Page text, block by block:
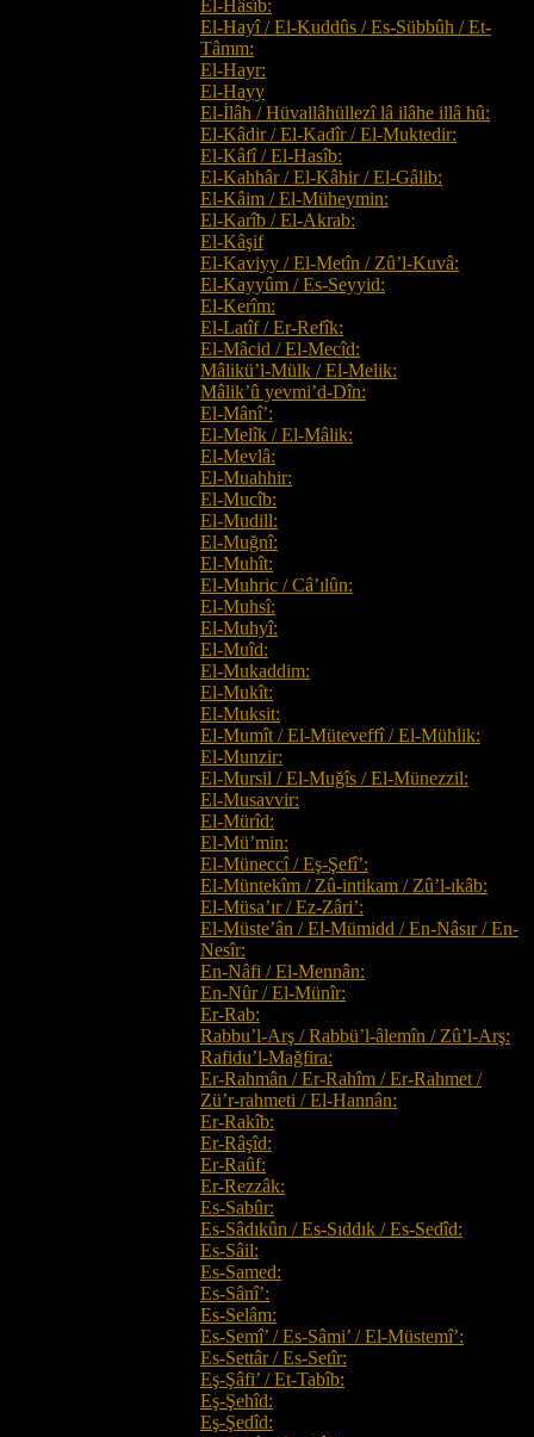
El-Hâsîb:
El-Hayî / El-Kuddûs / Es-Sübbûh / Et-
Tâmm:
El-Hayr:
El-Hayy
El-İlâh / Hüvallâhüllezî lâ ilâhe illâ hû:
El-Kâdir / El-Kadîr / El-Muktedir:
El-Kâfî / El-Hasîb:
El-Kahhâr / El-Kâhir / El-Gâlib:
El-Kâim / El-Müheymin:
El-Karîb / El-Akrab:
El-Kâşif
El-Kaviyy / El-Metîn / Zû’l-Kuvâ:
El-Kayyûm / Es-Seyyid:
El-Kerîm:
El-Latîf / Er-Refîk:
El-Mâcid / El-Mecîd:
Mâlikü’l-Mülk / El-Melik:
Mâlik’û yevmi’d-Dîn:
El-Mânî’:
El-Melîk / El-Mâlik:
El-Mevlâ:
El-Muahhir:
El-Mucîb:
El-Mudill:
El-Muğnî:
El-Muhît:
El-Muhric / Câ’ılûn:
El-Muhsî:
El-Muhyî:
El-Muîd:
El-Mukaddim:
El-Mukît:
El-Muksit:
El-Mumît / El-Müteveffî / El-Mühlik:
El-Munzir:
El-Mursil / El-Muğîs / El-Münezzil:
El-Musavvir:
El-Mürîd:
El-Mü’min:
El-Müneccî / Eş-Şefî’:
El-Müntekîm / Zû-intikam / Zû’l-ıkâb:
El-Müsa’ır / Ez-Zâri’:
El-Müste’ân / El-Mümidd / En-Nâsır / En-
Nesîr:
En-Nâfi / El-Mennân:
En-Nûr / El-Münîr:
Er-Rab:
Rabbu’l-Arş / Rabbü’l-âlemîn / Zû’l-Arş:
Rafidu’l-Mağfira:
Er-Rahmân / Er-Rahîm / Er-Rahmet /
Zü’r-rahmeti / El-Hannân:
Er-Rakîb:
Er-Râşîd:
Er-Raûf:
Er-Rezzâk:
Es-Sabûr:
Es-Sâdıkûn / Es-Sıddık / Es-Sedîd:
Es-Sâil:
Es-Samed:
Es-Sânî’:
Es-Selâm:
Es-Semî’ / Es-Sâmi’ / El-Müstemî’:
Es-Settâr / Es-Setîr:
Eş-Şâfi’ / Et-Tabîb:
Eş-Şehîd:
Eş-Şedîd: